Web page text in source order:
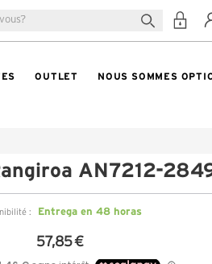
OUTLET NOUS SOMMES
AN7212-
: Entrega en 48 horas
57,85 €